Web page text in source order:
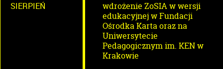
SIERPIEŃ
wdrożenie ZoSIA w wersji
edukacyjnej w Fundacji
Ośrodka Karta oraz na
Uniwersytecie
Pedagogicznym im. KEN w
Krakowie